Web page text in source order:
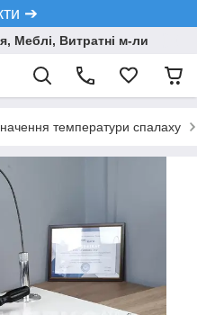
➔
Меблі, Витратні м-ли
температури спалаху